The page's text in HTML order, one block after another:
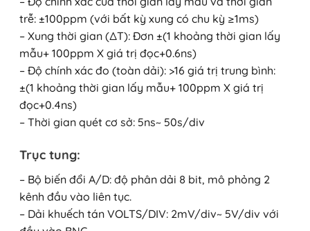
trễ: ±100ppm (với bất kỳ xung có chu kỳ ≥1ms)
– Xung thời gian (∆T): Đơn ±(1 khoảng thời gian lấy
mẫu+ 100ppm X giá trị đọc+0.6ns)
– Độ chính xác đo (toàn dải): >16 giá trị trung bình:
±(1 khoảng thời gian lấy mẫu+ 100ppm X giá trị
đọc+0.4ns)
– Thời gian quét cơ sở: 5ns~ 50s/div
Trục tung:
– Bộ biến đổi A/D: độ phân dải 8 bit, mô phỏng 2
kênh đầu vào liên tục.
– Dải khuếch tán VOLTS/DIV: 2mV/div~ 5V/div với